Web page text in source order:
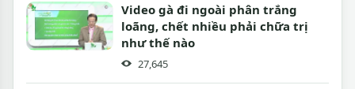
Video gà đi ngoài phân trắng
loãng, chết nhiều phải chữa trị
như thế nào
27,645